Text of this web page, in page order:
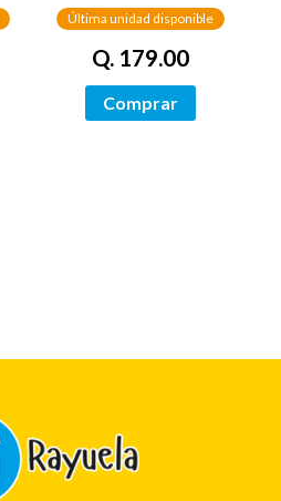
Última unidad disponible
Q. 179.00
Comprar